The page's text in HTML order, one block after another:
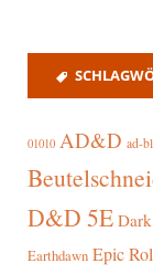
01010 AD&D ad-
D&D 5E
Earthdawn Epic